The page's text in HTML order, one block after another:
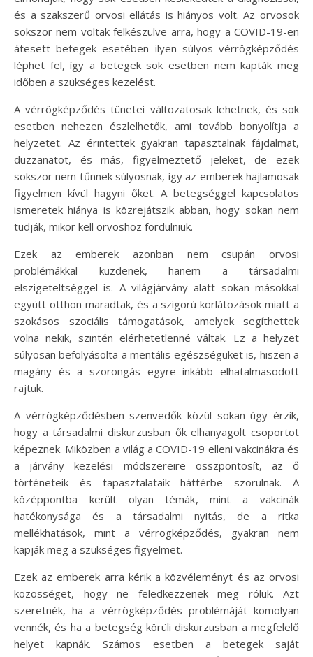
és a szakszerű orvosi ellátás is hiányos volt. Az orvosok
sokszor nem voltak felkészülve arra, hogy a COVID-19-en
átesett betegek esetében ilyen súlyos vérrögképződés
léphet fel, így a betegek sok esetben nem kapták meg
időben a szükséges kezelést.
A vérrögképződés tünetei változatosak lehetnek, és sok
esetben nehezen észlelhetők, ami tovább bonyolítja a
helyzetet. Az érintettek gyakran tapasztalnak fájdalmat,
duzzanatot, és más, figyelmeztető jeleket, de ezek
sokszor nem tűnnek súlyosnak, így az emberek hajlamosak
figyelmen kívül hagyni őket. A betegséggel kapcsolatos
ismeretek hiánya is közrejátszik abban, hogy sokan nem
tudják, mikor kell orvoshoz fordulniuk.
Ezek az emberek azonban nem csupán orvosi
problémákkal küzdenek, hanem a társadalmi
elszigeteltséggel is. A világjárvány alatt sokan másokkal
együtt otthon maradtak, és a szigorú korlátozások miatt a
szokásos szociális támogatások, amelyek segíthettek
volna nekik, szintén elérhetetlenné váltak. Ez a helyzet
súlyosan befolyásolta a mentális egészségüket is, hiszen a
magány és a szorongás egyre inkább elhatalmasodott
rajtuk.
A vérrögképződésben szenvedők közül sokan úgy érzik,
hogy a társadalmi diskurzusban ők elhanyagolt csoportot
képeznek. Miközben a világ a COVID-19 elleni vakcinákra és
a járvány kezelési módszereire összpontosít, az ő
történeteik és tapasztalataik háttérbe szorulnak. A
középpontba került olyan témák, mint a vakcinák
hatékonysága és a társadalmi nyitás, de a ritka
mellékhatások, mint a vérrögképződés, gyakran nem
kapják meg a szükséges figyelmet.
Ezek az emberek arra kérik a közvéleményt és az orvosi
közösséget, hogy ne feledkezzenek meg róluk. Azt
szeretnék, ha a vérrögképződés problémáját komolyan
vennék, és ha a betegség körüli diskurzusban a megfelelő
helyet kapnák. Számos esetben a betegek saját